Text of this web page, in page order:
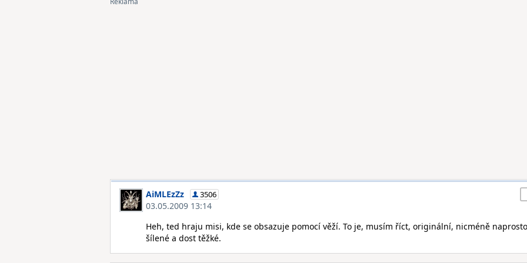
AiMLEzZz 3506
03.05.2009 13:14
Heh, ted hraju misi, kde se obsazuje pomocí věží. To je, musím říct, originální, nicméně naprosto
šílené a dost těžké.